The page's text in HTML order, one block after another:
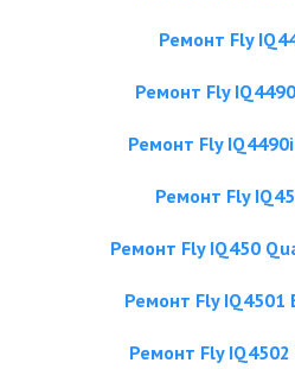
Ремонт Fly
Ремонт Fly
Ремонт Fly IQ4490i
Ремонт Fly
Ремонт Fly IQ450
Ремонт Fly IQ4501
Ремонт Fly IQ4502